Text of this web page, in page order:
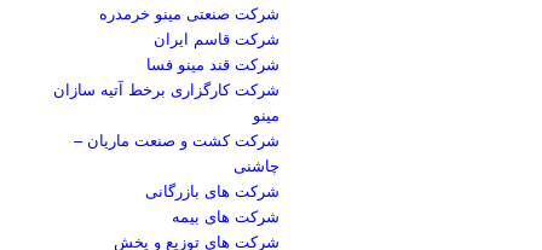
شرکت صنعتی مینو خرمدره
شرکت قاسم ایران
شرکت قند مینو فسا
شرکت کارگزاری برخط آتیه سازان
مینو
شرکت کشت و صنعت ماریان –
چاشنی
شرکت های بازرگانی
شرکت های بیمه
شرکت های توزیع و پخش